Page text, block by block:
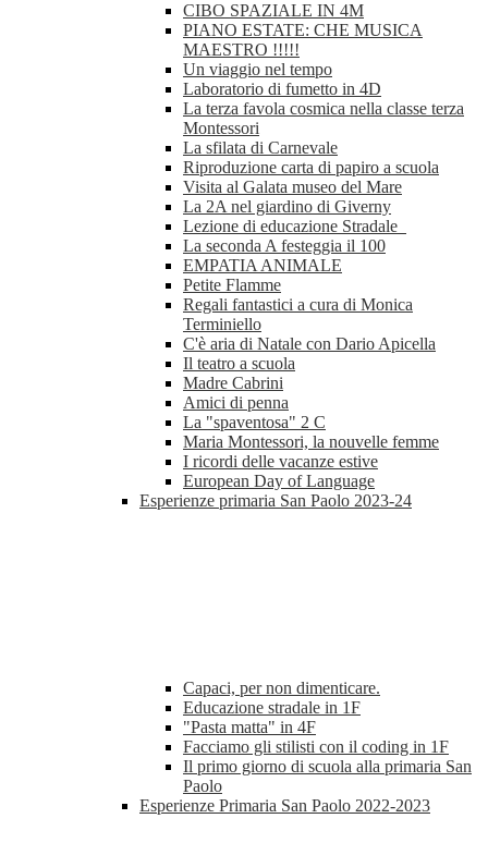
CIBO SPAZIALE IN 4M
PIANO ESTATE: CHE MUSICA
MAESTRO !!!!!
Un viaggio nel tempo
Laboratorio di fumetto in 4D
La terza favola cosmica nella classe terza
Montessori
La sfilata di Carnevale
Riproduzione carta di papiro a scuola
Visita al Galata museo del Mare
La 2A nel giardino di Giverny
Lezione di educazione Stradale
La seconda A festeggia il 100
EMPATIA ANIMALE
Petite Flamme
Regali fantastici a cura di Monica
Terminiello
C'è aria di Natale con Dario Apicella
Il teatro a scuola
Madre Cabrini
Amici di penna
La "spaventosa" 2 C
Maria Montessori, la nouvelle femme
I ricordi delle vacanze estive
European Day of Language
Esperienze primaria San Paolo 2023-24
Capaci, per non dimenticare.
Educazione stradale in 1F
"Pasta matta" in 4F
Facciamo gli stilisti con il coding in 1F
Il primo giorno di scuola alla primaria San
Paolo
Esperienze Primaria San Paolo 2022-2023